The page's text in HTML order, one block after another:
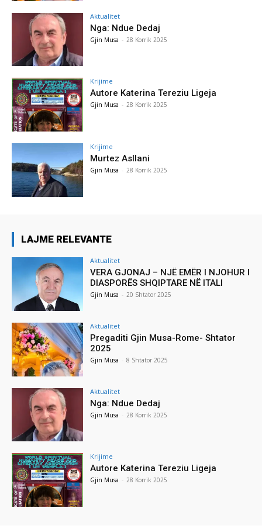
Aktualitet
Nga: Ndue Dedaj
Gjin Musa - 28 Korrik 2025
Krijime
Autore Katerina Tereziu Ligeja
Gjin Musa - 28 Korrik 2025
Krijime
Murtez Asllani
Gjin Musa - 28 Korrik 2025
LAJME RELEVANTE
Aktualitet
VERA GJONAJ – NJË EMËR I NJOHUR I
DIASPORËS SHQIPTARE NË ITALI
Gjin Musa - 20 Shtator 2025
Aktualitet
Pregaditi Gjin Musa-Rome- Shtator
2025
Gjin Musa - 8 Shtator 2025
Aktualitet
Nga: Ndue Dedaj
Gjin Musa - 28 Korrik 2025
Krijime
Autore Katerina Tereziu Ligeja
Gjin Musa - 28 Korrik 2025